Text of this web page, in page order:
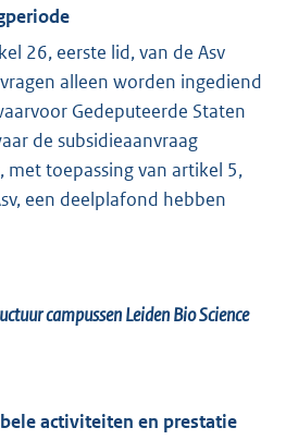
26, eerste lid, van de Asv
alleen worden ingediend
Gedeputeerde Staten
de subsidieaanvraag
toepassing van artikel 5,
een deelplafond hebben
campussen Leiden Bio Science
activiteiten en prestatie